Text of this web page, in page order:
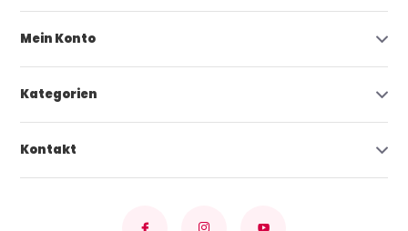
Mein Konto
Kategorien
Kontakt